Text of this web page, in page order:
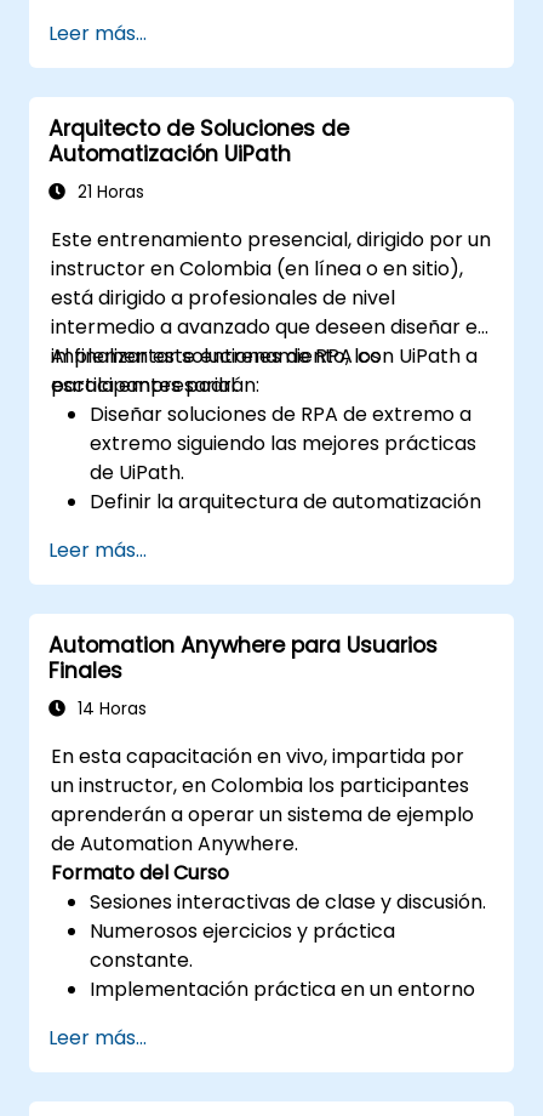
Leer más...
Arquitecto de Soluciones de
Automatización UiPath
21 Horas
Este entrenamiento presencial, dirigido por un
instructor en Colombia (en línea o en sitio),
está dirigido a profesionales de nivel
intermedio a avanzado que deseen diseñar e
implementar soluciones de RPA con UiPath a
escala empresarial.
Al finalizar este entrenamiento, los
participantes podrán:
Diseñar soluciones de RPA de extremo a
extremo siguiendo las mejores prácticas
de UiPath.
Definir la arquitectura de automatización
mantenibilidad.
Integrar UiPath con otras aplicaciones
empresariales y bases de datos.
Optimizar los flujos de trabajo de RPA
para mejorar el rendimiento y la
eficiencia.
gestión centralizada de la
automatización.
Leer más...
Automation Anywhere para Usuarios
Finales
14 Horas
En esta capacitación en vivo, impartida por
un instructor, en Colombia los participantes
aprenderán a operar un sistema de ejemplo
de Automation Anywhere.
Formato del Curso
Sesiones interactivas de clase y discusión.
Numerosos ejercicios y práctica
constante.
Implementación práctica en un entorno
Leer más...